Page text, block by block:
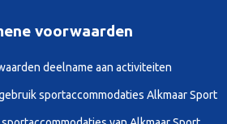
voorwaarden
deelname aan activiteiten
sportaccommodaties Alkmaar Sport